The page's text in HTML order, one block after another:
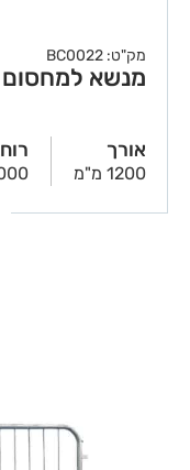
מק"ט: BC0022
מנשא למחסום
אורך
1200 מ"מ 1000